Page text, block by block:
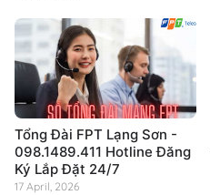
Tổng Đài FPT Lạng Sơn -
098.1489.411 Hotline Đăng
Ký Lắp Đặt 24/7
17 April, 2026